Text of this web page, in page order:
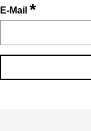
E-Mail *